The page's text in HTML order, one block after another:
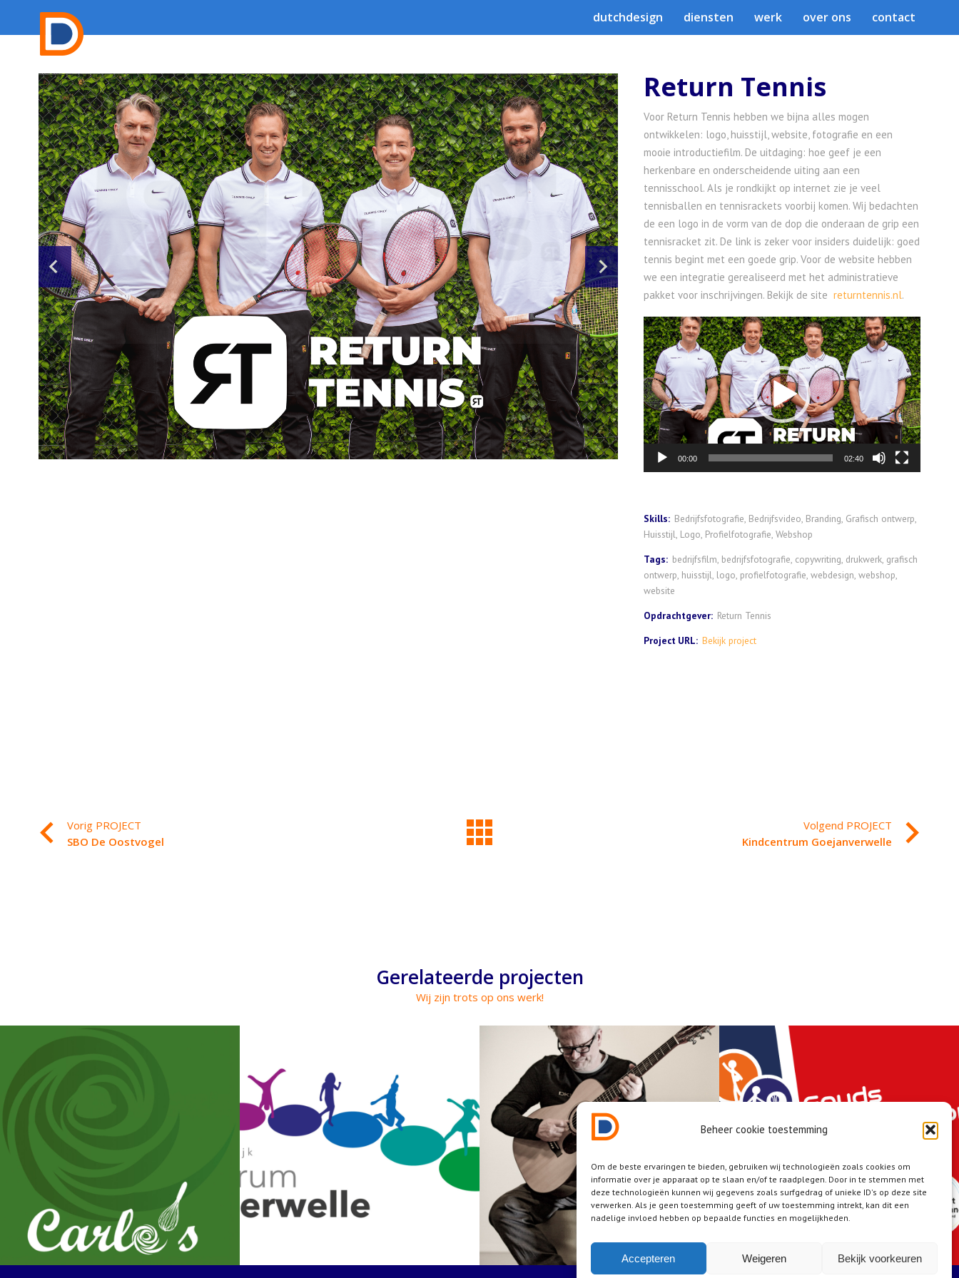
Beheer cookie toestemming
Om de beste ervaringen te bieden, gebruiken wij technologieën zoals cookies om
informatie over je apparaat op te slaan en/of te raadplegen. Door in te stemmen met
deze technologieën kunnen wij gegevens zoals surfgedrag of unieke ID's op deze site
verwerken. Als je geen toestemming geeft of uw toestemming intrekt, kan dit een
nadelige invloed hebben op bepaalde functies en mogelijkheden.
Accepteren Weigeren Bekijk voorkeuren
dutchdesign diensten werk over ons contact
Return Tennis
Voor Return Tennis hebben we bijna alles mogen
ontwikkelen: logo, huisstijl, website, fotografie en een
mooie introductiefilm. De uitdaging: hoe geef je een
herkenbare en onderscheidende uiting aan een
tennisschool. Als je rondkijkt op internet zie je veel
tennisballen en tennisrackets voorbij komen. Wij bedachten
de een logo in de vorm van de dop die onderaan de grip een
tennisracket zit. De link is zeker voor insiders duidelijk: goed
tennis begint met een goede grip. Voor de website hebben
we een integratie gerealiseerd met het administratieve
pakket voor inschrijvingen. Bekijk de site returntennis.nl.
Videospeler
00:00 02:40
Skills: Bedrijfsfotografie, Bedrijfsvideo, Branding, Grafisch ontwerp,
Huisstijl, Logo, Profielfotografie, Webshop
Tags: bedrijfsfilm, bedrijfsfotografie, copywriting, drukwerk, grafisch
ontwerp, huisstijl, logo, profielfotografie, webdesign, webshop,
website
Opdrachtgever: Return Tennis
Project URL: Bekijk project
Vorig PROJECT
SBO De Oostvogel
Volgend PROJECT
Kindcentrum Goejanverwelle
Gerelateerde projecten
Wij zijn trots op ons werk!